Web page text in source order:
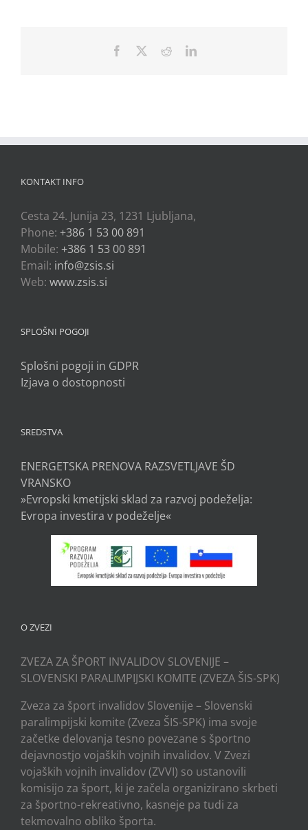
Facebook RedditLinkedIn
KONTAKT INFO
Cesta 24. Junija 23, 1231 Ljubljana,
Phone: +386 1 53 00 891
Mobile: +386 1 53 00 891
Email: info@zsis.si
Web: www.zsis.si
SPLOŠNI POGOJI
Splošni pogoji in GDPR
Izjava o dostopnosti
SREDSTVA
ENERGETSKA PRENOVA RAZSVETLJAVE ŠD
VRANSKO
»Evropski kmetijski sklad za razvoj podeželja:
Evropa investira v podeželje«
O ZVEZI
ZVEZA ZA ŠPORT INVALIDOV SLOVENIJE –
SLOVENSKI PARALIMPIJSKI KOMITE (ZVEZA ŠIS-SPK)
Zveza za šport invalidov Slovenije – Slovenski
paralimpijski komite (Zveza ŠIS-SPK) ima svoje
začetke delovanja tesno povezane s športno
dejavnostjo vojaških vojnih invalidov. V Zvezi
vojaških vojnih invalidov (ZVVI) so ustanovili
komisijo za šport, ki je začela organizirano skrbeti
za športno-rekreativno, kasneje pa tudi za
tekmovalno obliko športa.